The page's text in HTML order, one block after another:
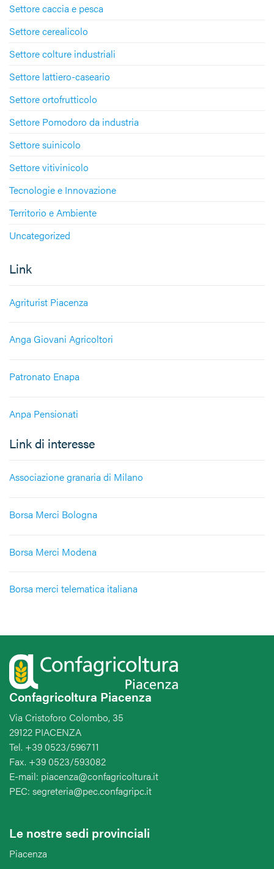
Settore caccia e pesca
Settore cerealicolo
Settore colture industriali
Settore lattiero-caseario
Settore ortofrutticolo
Settore Pomodoro da industria
Settore suinicolo
Settore vitivinicolo
Tecnologie e Innovazione
Territorio e Ambiente
Uncategorized
Link
Agriturist Piacenza
Anga Giovani Agricoltori
Patronato Enapa
Anpa Pensionati
Link di interesse
Associazione granaria di Milano
Borsa Merci Bologna
Borsa Merci Modena
Borsa merci telematica italiana
Confagricoltura Piacenza
Via Cristoforo Colombo, 35
29122 PIACENZA
Tel. +39 0523/596711
Fax. +39 0523/593082
E-mail: piacenza@confagricoltura.it
PEC: segreteria@pec.confagripc.it
Le nostre sedi provinciali
Piacenza